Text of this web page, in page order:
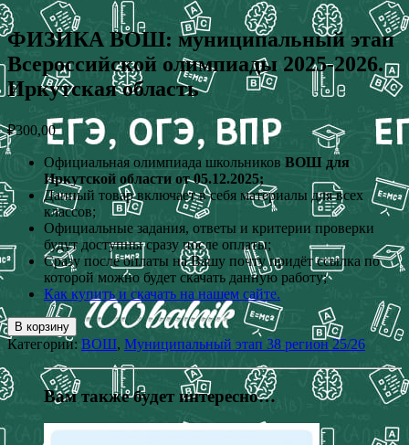
ФИЗИКА ВОШ: муниципальный этап
Всероссийской олимпиады 2025-2026.
Иркутская область
₽300,00
Официальная олимпиада школьников ВОШ для
Иркутской области от 05.12.2025;
Данный товар включает в себя материалы для всех
классов;
Официальные задания, ответы и критерии проверки
будут доступны сразу после оплаты;
Сразу после оплаты на Вашу почту придёт ссылка по
которой можно будет скачать данную работу;
Как купить и скачать на нашем сайте.
В корзину
Категории: ВОШ, Муниципальный этап 38 регион 25/26
Вам также будет интересно…